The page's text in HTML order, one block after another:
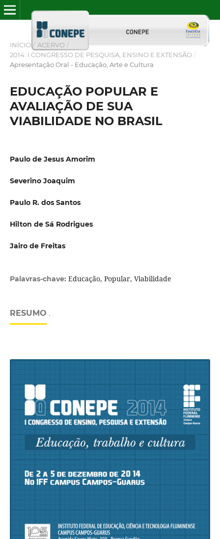
INÍCIO / ACERVO /
2014: I CONGRESSO DE PESQUISA, ENSINO E EXTENSÃO /
Apresentação Oral - Educação, Arte e Cultura
EDUCAÇÃO POPULAR E
AVALIAÇÃO DE SUA
VIABILIDADE NO BRASIL
Paulo de Jesus Amorim
Severino Joaquim
Paulo R. dos Santos
Hilton de Sá Rodrigues
Jairo de Freitas
Palavras-chave: Educação, Popular, Viabilidade
RESUMO .